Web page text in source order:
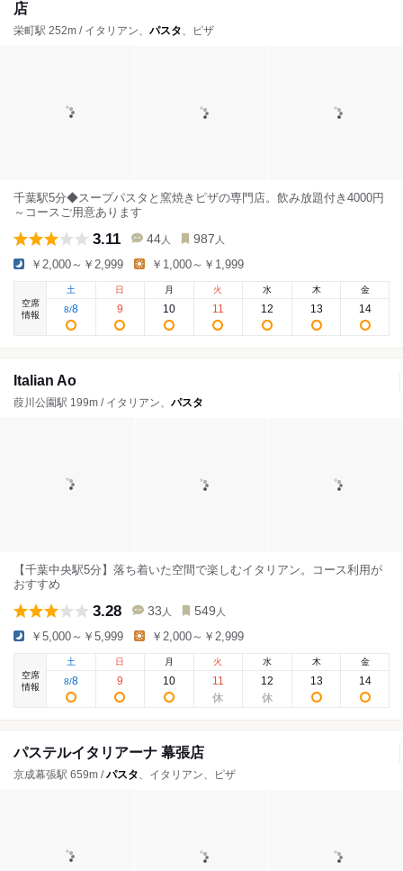
店
栄町駅 252m / イタリアン、 パスタ、ピザ
千葉駅5分◆スープパスタと窯焼きピザの専門店。飲み放題付き4000円
～コースご用意あります
3.11 44 人 987 人
￥2,000～￥2,999 ￥1,000～￥1,999
空席
情報
土
8/8
日
9
月
10
火
11
水
12
木
13
金
14
Italian Ao
葭川公園駅 199m / イタリアン、 パスタ
【千葉中央駅5分】落ち着いた空間で楽しむイタリアン。コース利用が
おすすめ
3.28 33 人 549 人
￥5,000～￥5,999 ￥2,000～￥2,999
空席
情報
土
8/8
日
9
月
10
火
11
水
12
木
13
金
14
パステルイタリアーナ 幕張店
京成幕張駅 659m /パスタ、イタリアン、ピザ